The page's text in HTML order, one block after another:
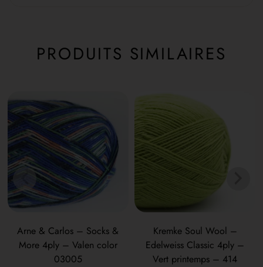
PRODUITS SIMILAIRES
Arne & Carlos – Socks &
More 4ply – Valen color
03005
Kremke Soul Wool –
Edelweiss Classic 4ply –
Vert printemps – 414